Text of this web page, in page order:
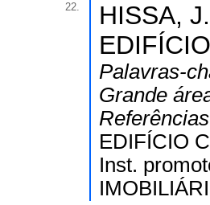
22.
HISSA,
Palavras-
Grande
EDIFÍCIO
Inst.